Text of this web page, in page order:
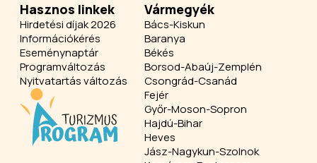
Hasznos linkek
Hirdetési díjak 2026
Információkérés
Eseménynaptár
Programváltozás
Nyitvatartás változás
Vármegyék
Bács-Kiskun
Baranya
Békés
Borsod-Abaúj-Zemplén
Csongrád-Csanád
Fejér
Győr-Moson-Sopron
Hajdú-Bihar
Heves
Jász-Nagykun-Szolnok